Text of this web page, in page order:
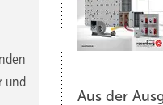
und
Aus der